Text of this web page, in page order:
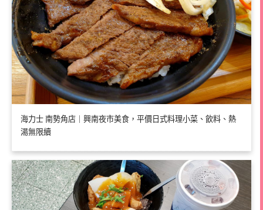
海力士 南勢角店｜興南夜市美食，平價日式料理小菜、飲料、熱
湯無限續